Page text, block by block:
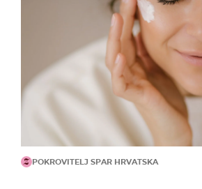
POKROVITELJ SPAR HRVATSKA